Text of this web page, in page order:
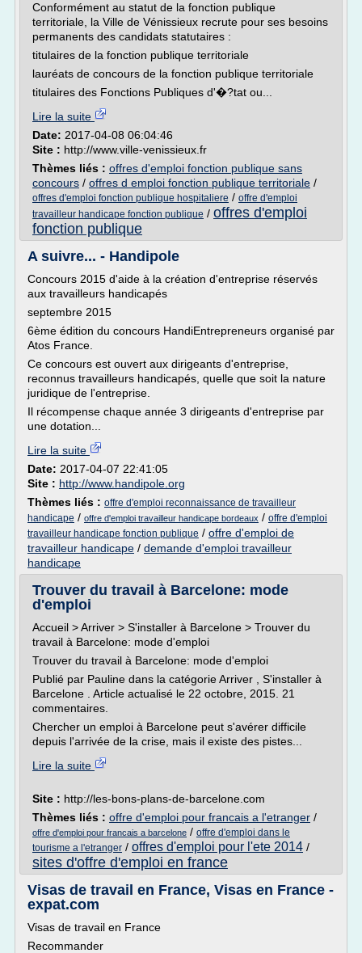
Conformément au statut de la fonction publique
territoriale, la Ville de Vénissieux recrute pour ses besoins
permanents des candidats statutaires :
titulaires de la fonction publique territoriale
lauréats de concours de la fonction publique territoriale
titulaires des Fonctions Publiques d'�?tat ou...
Lire la suite
Date: 2017-04-08 06:04:46
Site : http://www.ville-venissieux.fr
Thèmes liés : offres d'emploi fonction publique sans
concours / offres d emploi fonction publique territoriale /
offres d'emploi fonction publique hospitaliere / offre d'emploi
travailleur handicape fonction publique / offres d'emploi
fonction publique
A suivre... - Handipole
Concours 2015 d'aide à la création d'entreprise réservés
aux travailleurs handicapés
septembre 2015
6ème édition du concours HandiEntrepreneurs organisé par
Atos France.
Ce concours est ouvert aux dirigeants d'entreprise,
reconnus travailleurs handicapés, quelle que soit la nature
juridique de l'entreprise.
Il récompense chaque année 3 dirigeants d'entreprise par
une dotation...
Lire la suite
Date: 2017-04-07 22:41:05
Site : http://www.handipole.org
Thèmes liés : offre d'emploi reconnaissance de travailleur
handicape / offre d'emploi travailleur handicape bordeaux / offre d'emploi
travailleur handicape fonction publique / offre d'emploi de
travailleur handicape / demande d'emploi travailleur
handicape
Trouver du travail à Barcelone: mode
d'emploi
Accueil > Arriver > S'installer à Barcelone > Trouver du
travail à Barcelone: mode d'emploi
Trouver du travail à Barcelone: mode d'emploi
Publié par Pauline dans la catégorie Arriver , S'installer à
Barcelone . Article actualisé le 22 octobre, 2015. 21
commentaires.
Chercher un emploi à Barcelone peut s'avérer difficile
depuis l'arrivée de la crise, mais il existe des pistes...
Lire la suite
Site : http://les-bons-plans-de-barcelone.com
Thèmes liés : offre d'emploi pour francais a l'etranger /
offre d'emploi pour francais a barcelone / offre d'emploi dans le
tourisme a l'etranger / offres d'emploi pour l'ete 2014 /
sites d'offre d'emploi en france
Visas de travail en France, Visas en France -
expat.com
Visas de travail en France
Recommander